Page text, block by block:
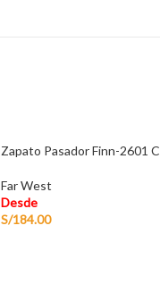
Zapato Pasador Finn-2601
Far West
Desde
S/184.00